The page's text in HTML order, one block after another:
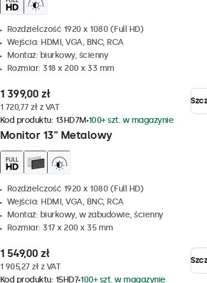
Rozdzielczość 1920 x 1080 (Full HD)
Wejścia: HDMI, VGA, BNC, RCA
Montaż: biurkowy, ścienny
Rozmiar: 318 x 200 x 33 mm
1 399,00 zł
1 720,77 zł z VAT
Monitor 13" Metalowy
Kod produktu: 13HD7M 100+ szt. w magazynie
Rozdzielczość 1920 x 1080 (Full HD)
Wejścia: HDMI, VGA, BNC, RCA
Montaż: biurkowy, w zabudowie, ścienny
Rozmiar: 317 x 200 x 35 mm
1 549,00 zł
1 905,27 zł z VAT
Kod produktu: 15HD7 100+ szt. w magazynie